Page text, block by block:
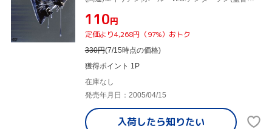
¥110円
定価より4,268円（97%）おトク
330円(7/15時点の価格)
獲得ポイント 1P
在庫なし
発売年月日：2005/04/15
入荷したら知りたい